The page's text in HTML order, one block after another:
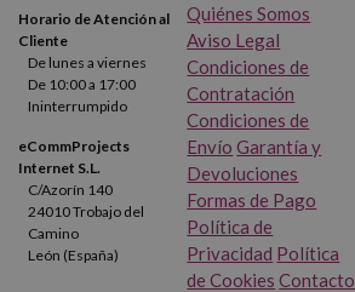
Horario de Atención al
Cliente
De lunes a viernes
De 10:00 a 17:00
Ininterrumpido
eCommProjects
Internet S.L.
C/Azorín 140
24010 Trobajo del
Camino
León (España)
Quiénes Somos
Aviso Legal
Condiciones de
Contratación
Condiciones de
Envío Garantía y
Devoluciones
Formas de Pago
Política de
Privacidad Política
de Cookies Contacto